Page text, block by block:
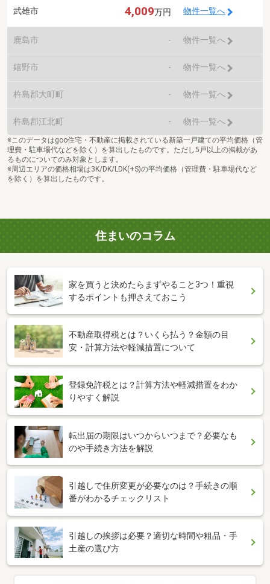
武雄市 4,009万円 物件一覧へ
鹿島市 - 物件一覧へ
嬉野市 - 物件一覧へ
杵島郡大町町 - 物件一覧へ
杵島郡江北町 - 物件一覧へ
※このデータはgoo住宅・不動産に掲載されている新築一戸建ての平均価格（管
理費・駐車場代などを除く）を算出したものです。ただし5戸以上の掲載があ
るものについてのみ対象とします。
※周辺エリアの価格相場は3K/DK/LDK(+S)の平均価格（管理費・駐車場代など
を除く）を算出したものです。
住まいのコラム
家を買うと決めたらまずやること3つ！重視
するポイントも押さえておこう
不動産取得税とは？いくら払う？金額の目
安・計算方法や軽減措置について
登録免許税とは？計算方法や軽減措置をわか
りやすく解説
転出届の期限はいつからいつまで？必要なも
のや手続き方法を解説
引越しで住所変更が必要なのは？手続きの順
番がわかるチェックリスト
引越しの挨拶は必要？適切な時間や粗品・手
土産の選び方